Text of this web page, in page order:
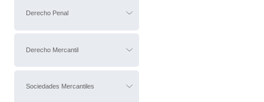
Derecho Penal
Derecho Mercantil
Sociedades Mercantiles